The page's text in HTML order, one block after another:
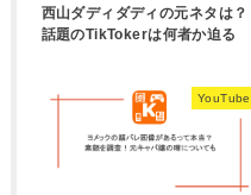
西山ダディダディの元ネタは？
話題のTikTokerは何者か迫る
YouTube